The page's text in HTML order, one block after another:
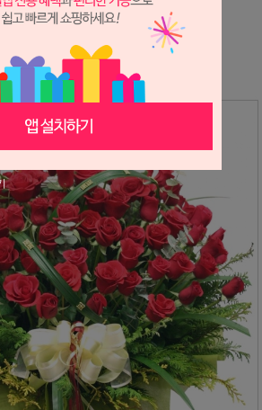
※ 필독해주세요 ※
동에 따라 가격이 달라질 수 있으니
문의 후 주문 바랍니다.